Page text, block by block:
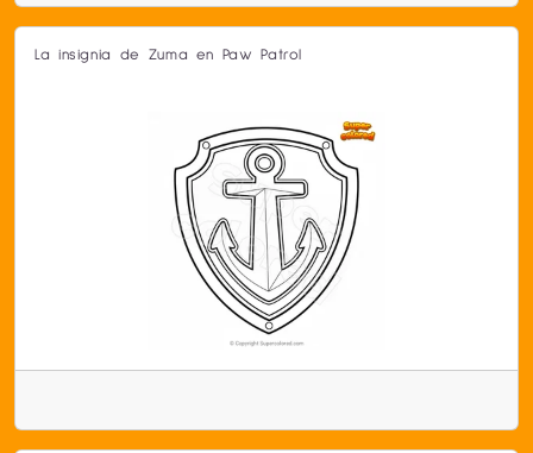
La insignia de Zuma en Paw Patrol